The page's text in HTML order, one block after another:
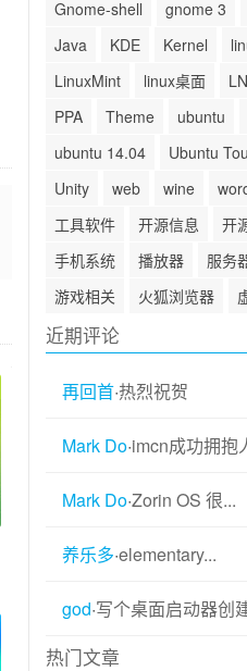
Gnome-shell
gnome 3
Java
KDE Kernel
LinuxMint
linux桌面
PPA
Theme ubuntu
ubuntu 14.04
Ubuntu
Unity
web wine
工具软件
开源信息 开
手机系统
播放器 服务
游戏相关
火狐浏览器
近期评论
再回首·热烈祝贺
Mark Do·imcn成功拥抱
Mark Do·Zorin OS 很...
养乐多·elementary...
god·写个桌面启动器创
热门文章